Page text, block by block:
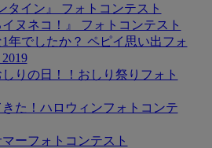
タイン』 フォトコンテスト
イヌネコ！』 フォトコンテスト
年でしたか？ ペピイ思い出フォ
しりの日！！おしり祭りフォト
た！ハロウィンフォトコンテ
ーフォトコンテスト